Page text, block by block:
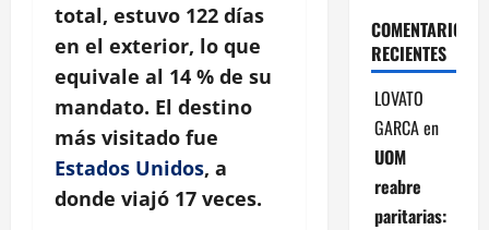
total, estuvo 122 días
en el exterior, lo que
equivale al 14 % de su
mandato. El destino
más visitado fue
Estados Unidos, a
donde viajó 17 veces.
COMENTARIOS
RECIENTES
LOVATO
GARCAen
UOM
reabre
paritarias: